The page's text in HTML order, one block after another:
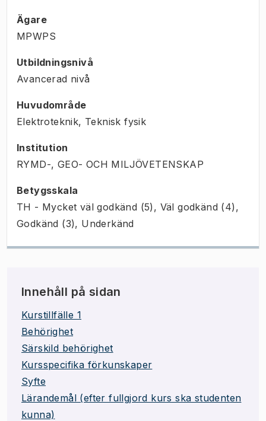
Ägare
MPWPS
Utbildningsnivå
Avancerad nivå
Huvudområde
Elektroteknik, Teknisk fysik
Institution
RYMD-, GEO- OCH MILJÖVETENSKAP
Betygsskala
TH - Mycket väl godkänd (5), Väl godkänd (4),
Godkänd (3), Underkänd
Innehåll på sidan
Kurstillfälle 1
Behörighet
Särskild behörighet
Kursspecifika förkunskaper
Syfte
Lärandemål (efter fullgjord kurs ska studenten
kunna)